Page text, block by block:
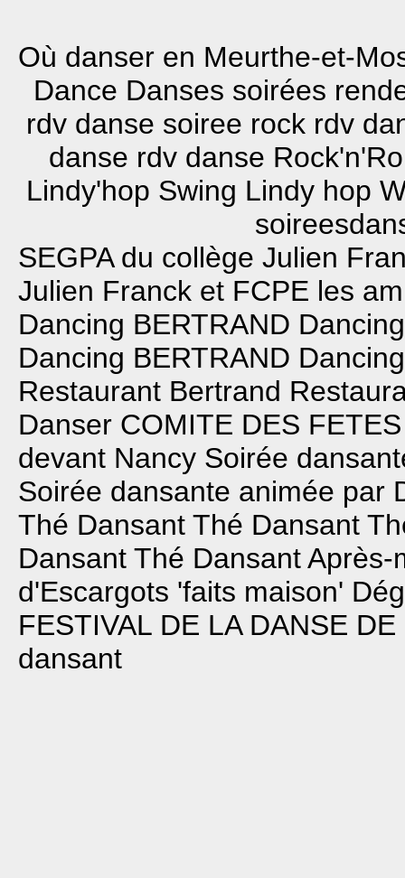
Où danser en Meurthe-et-
Dance Danses soirées
rdv danse soiree rock rdv
danse rdv danse
Lindy'hop Swing Lindy hop
SEGPA du collège Julien
Julien Franck et FCPE les
Dancing BERTRAND
Dancing BERTRAND
Restaurant Bertrand
Danser COMITE DES
devant Nancy Soirée
Soirée dansante animée par
Thé Dansant Thé Dansant
Dansant Thé DansantAprès-
d'Escargots 'faits maison'
FESTIVAL DE LA DANSE
dansant